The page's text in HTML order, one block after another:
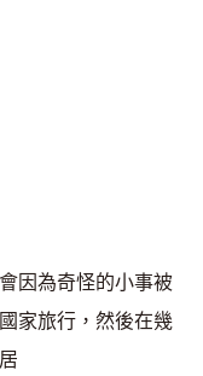
因為奇怪的小事被
家旅行，然後在幾